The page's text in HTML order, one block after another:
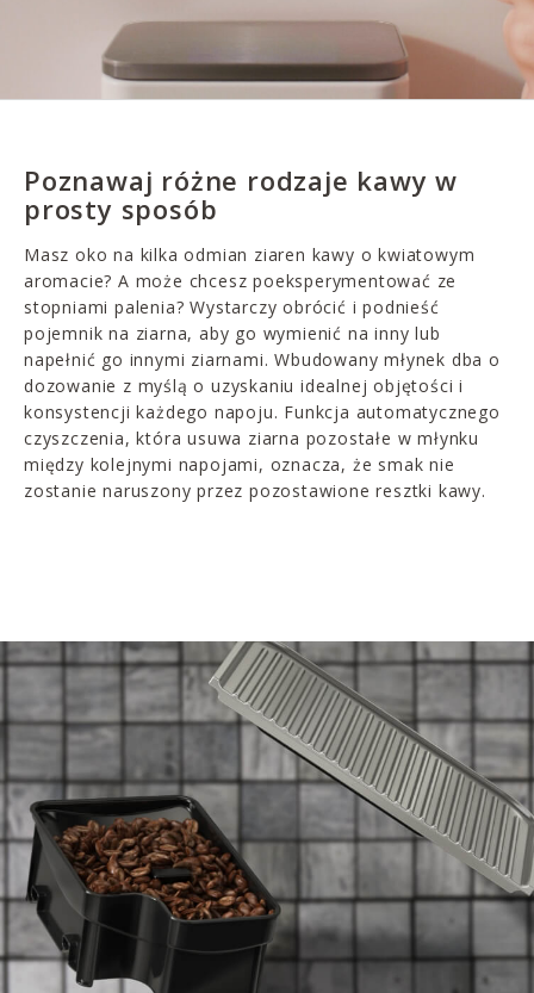
Poznawaj różne rodzaje kawy w
prosty sposób
Masz oko na kilka odmian ziaren kawy o kwiatowym
aromacie? A może chcesz poeksperymentować ze
stopniami palenia? Wystarczy obrócić i podnieść
pojemnik na ziarna, aby go wymienić na inny lub
napełnić go innymi ziarnami. Wbudowany młynek dba o
dozowanie z myślą o uzyskaniu idealnej objętości i
konsystencji każdego napoju. Funkcja automatycznego
czyszczenia, która usuwa ziarna pozostałe w młynku
między kolejnymi napojami, oznacza, że smak nie
zostanie naruszony przez pozostawione resztki kawy.